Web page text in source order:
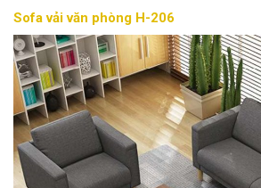
Sofa vải văn phòng H-206